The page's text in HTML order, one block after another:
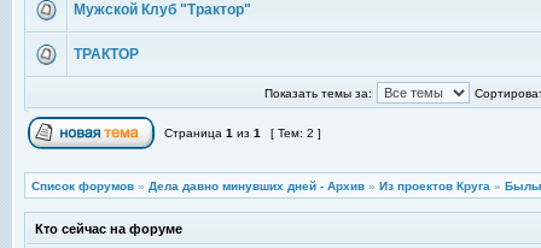
Мужской Клуб "Трактор"
ТРАКТОР
Показать темы за:
Страница 1 из 1 [ Тем: 2 ]
Список форумов » Дела давно минувших дней - Архив » Из проектов Круга »
Кто сейчас на форуме